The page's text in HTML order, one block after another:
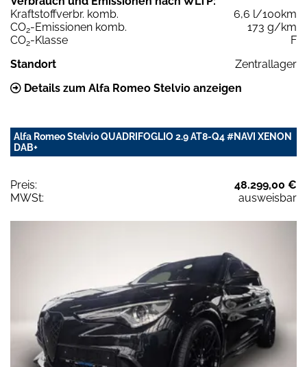
Kraftstoffverbr. komb.
6,6 l/100km
CO2-Emissionen komb.
173 g/km
CO2-Klasse
F
Standort
Zentrallager
Details zum Alfa Romeo Stelvio anzeigen
Alfa Romeo Stelvio QUADRIFOGLIO 2.9 AT8-Q4 #NAVI XENON
DAB+
Preis:
48.299,00 €
MWSt:
ausweisbar